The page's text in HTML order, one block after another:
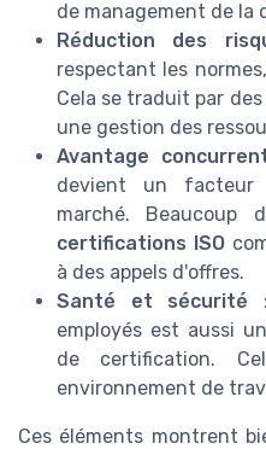
de management de la
Réduction des
respectant les
Cela se traduit par
une gestion des
Avantage
devient un facteur
marché. Beaucoup
certifications ISO
à des appels d'offres.
Santé et sécurité
employés est aussi
de certification.
environnement de
Ces éléments montrent